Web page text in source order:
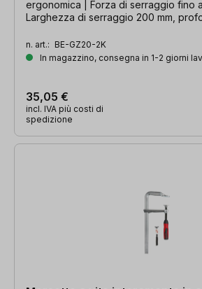
ergonomica | Forza di serraggio fino a
Larghezza di serraggio 200 mm,
n. art.: BE-GZ20-2K
In magazzino, consegna in 1-2 giorni
35,05 €
incl. IVA più costi di
spedizione